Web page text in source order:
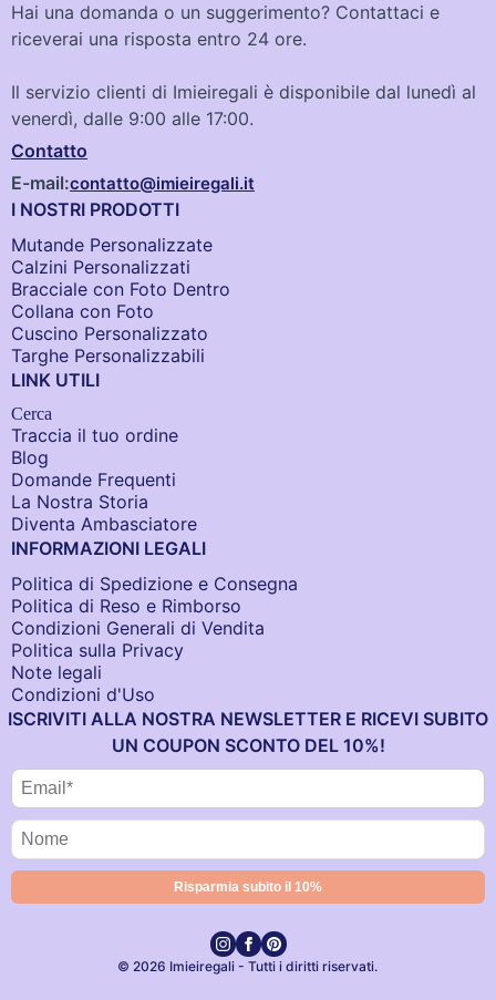
Hai una domanda o un suggerimento? Contattaci e
riceverai una risposta entro 24 ore.
Il servizio clienti di Imieiregali è disponibile dal lunedì al
venerdì, dalle 9:00 alle 17:00.
Contatto
E-mail:contatto@imieiregali.it
I NOSTRI PRODOTTI
Mutande Personalizzate
Calzini Personalizzati
Bracciale con Foto Dentro​
Collana con Foto
Cuscino Personalizzato
Targhe Personalizzabili
LINK UTILI
Cerca
Traccia il tuo ordine
Blog
Domande Frequenti
La Nostra Storia
Diventa Ambasciatore
INFORMAZIONI LEGALI
Politica di Spedizione e Consegna
Politica di Reso e Rimborso
Condizioni Generali di Vendita
Politica sulla Privacy
Note legali
Condizioni d'Uso
ISCRIVITI ALLA NOSTRA NEWSLETTER E RICEVI SUBITO
UN COUPON SCONTO DEL 10%!
© 2026 Imieiregali - Tutti i diritti riservati.